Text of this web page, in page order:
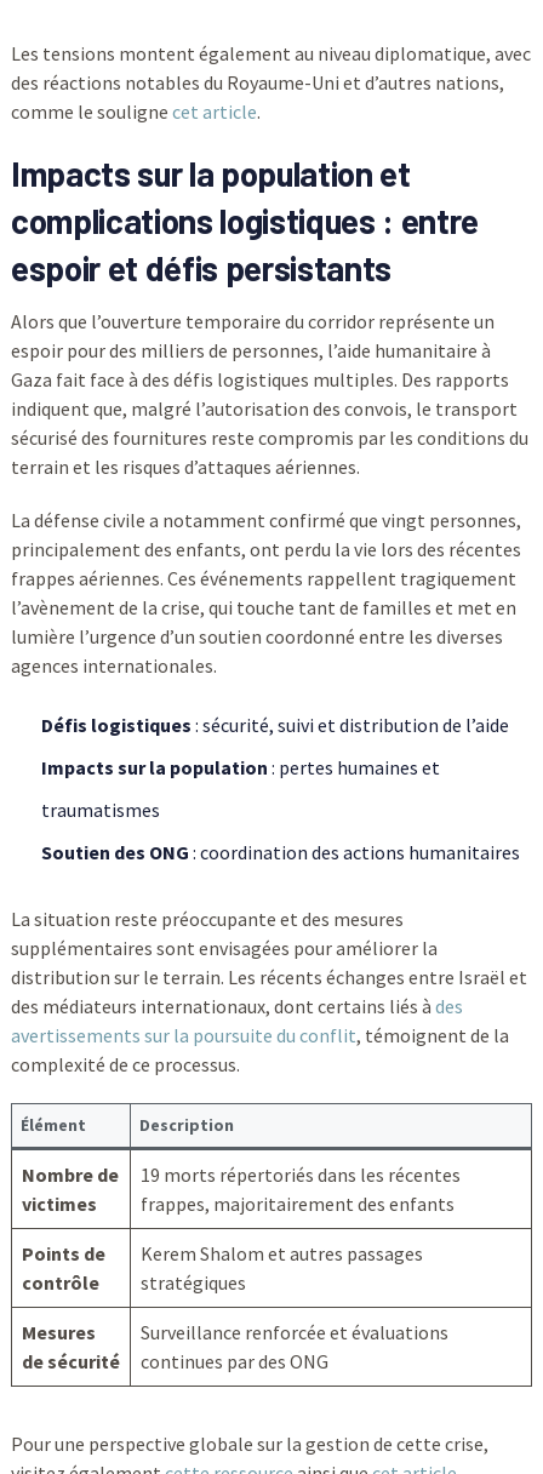
Les tensions montent également au niveau diplomatique, avec
des réactions notables du Royaume-Uni et d’autres nations,
comme le souligne cet article.
Impacts sur la population et
complications logistiques : entre
espoir et défis persistants
Alors que l’ouverture temporaire du corridor représente un
espoir pour des milliers de personnes, l’aide humanitaire à
Gaza fait face à des défis logistiques multiples. Des rapports
indiquent que, malgré l’autorisation des convois, le transport
sécurisé des fournitures reste compromis par les conditions du
terrain et les risques d’attaques aériennes.
La défense civile a notamment confirmé que vingt personnes,
principalement des enfants, ont perdu la vie lors des récentes
frappes aériennes. Ces événements rappellent tragiquement
l’avènement de la crise, qui touche tant de familles et met en
lumière l’urgence d’un soutien coordonné entre les diverses
agences internationales.
Défis logistiques : sécurité, suivi et distribution de l’aide
Impacts sur la population : pertes humaines et
traumatismes
Soutien des ONG : coordination des actions humanitaires
La situation reste préoccupante et des mesures
supplémentaires sont envisagées pour améliorer la
distribution sur le terrain. Les récents échanges entre Israël et
des médiateurs internationaux, dont certains liés à des
avertissements sur la poursuite du conflit, témoignent de la
complexité de ce processus.
Élément Description
Nombre de
victimes
19 morts répertoriés dans les récentes
frappes, majoritairement des enfants
Points de
contrôle
Kerem Shalom et autres passages
stratégiques
Mesures
de sécurité
Surveillance renforcée et évaluations
continues par des ONG
Pour une perspective globale sur la gestion de cette crise,